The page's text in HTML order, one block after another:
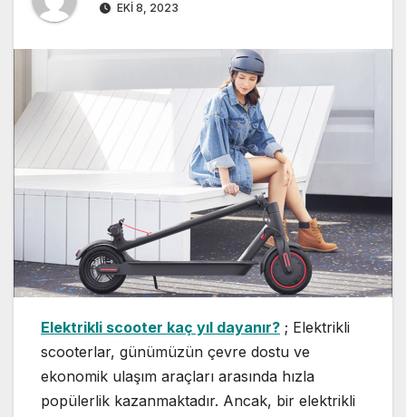
EKI 8, 2023
Elektrikli scooter kaç yıl dayanır? ; Elektrikli
scooterlar, günümüzün çevre dostu ve
ekonomik ulaşım araçları arasında hızla
popülerlik kazanmaktadır. Ancak, bir elektrikli